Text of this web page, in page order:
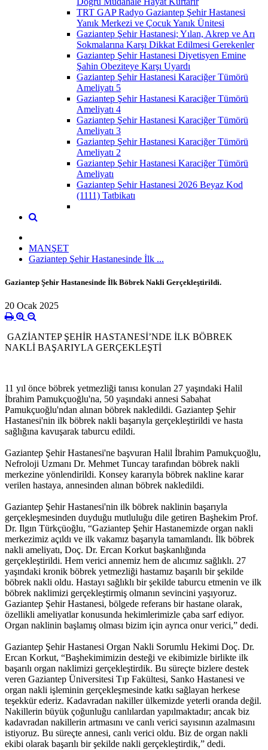
TRT GAP Radyo Gaziantep Şehir Hastanesi
Yanık Merkezi ve Çocuk Yanık Ünitesi
Gaziantep Şehir Hastanesi; Yılan, Akrep ve Arı
Sokmalarına Karşı Dikkat Edilmesi Gerekenler
Gaziantep Şehir Hastanesi Diyetisyen Emine
Şahin Obeziteye Karşı Uyardı
Gaziantep Şehir Hastanesi Karaciğer Tümörü
Ameliyatı 5
Gaziantep Şehir Hastanesi Karaciğer Tümörü
Ameliyatı 4
Gaziantep Şehir Hastanesi Karaciğer Tümörü
Ameliyatı 3
Gaziantep Şehir Hastanesi Karaciğer Tümörü
Ameliyatı 2
Gaziantep Şehir Hastanesi Karaciğer Tümörü
Ameliyatı
Gaziantep Şehir Hastanesi 2026 Beyaz Kod
(1111) Tatbikatı
MANŞET
Gaziantep Şehir Hastanesinde İlk ...
Gaziantep Şehir Hastanesinde İlk Böbrek Nakli Gerçekleştirildi.
20 Ocak 2025
GAZİANTEP ŞEHİR HASTANESİ’NDE İLK BÖBREK
NAKLİ BAŞARIYLA GERÇEKLEŞTİ
11 yıl önce böbrek yetmezliği tanısı konulan 27 yaşındaki Halil
İbrahim Pamukçuoğlu'na, 50 yaşındaki annesi Sabahat
Pamukçuoğlu'ndan alınan böbrek nakledildi. Gaziantep Şehir
Hastanesi'nin ilk böbrek nakli başarıyla gerçekleştirildi ve hasta
sağlığına kavuşarak taburcu edildi.
Gaziantep Şehir Hastanesi'ne başvuran Halil İbrahim Pamukçuoğlu,
Nefroloji Uzmanı Dr. Mehmet Tuncay tarafından böbrek nakli
merkezine yönlendirildi. Konsey kararıyla böbrek nakline karar
verilen hastaya, annesinden alınan böbrek nakledildi.
Gaziantep Şehir Hastanesi'nin ilk böbrek naklinin başarıyla
gerçekleşmesinden duyduğu mutluluğu dile getiren Başhekim Prof.
Dr. Ilgın Türkçüoğlu, “Gaziantep Şehir Hastanemizde organ nakli
merkezimiz açıldı ve ilk vakamız başarıyla tamamlandı. İlk böbrek
nakli ameliyatı, Doç. Dr. Ercan Korkut başkanlığında
gerçekleştirildi. Hem verici annemiz hem de alıcımız sağlıklı. 27
yaşındaki kronik böbrek yetmezliği hastamız başarılı bir şekilde
böbrek nakli oldu. Hastayı sağlıklı bir şekilde taburcu etmenin ve ilk
böbrek naklimizi gerçekleştirmiş olmanın sevincini yaşıyoruz.
Gaziantep Şehir Hastanesi, bölgede referans bir hastane olarak,
özellikli ameliyatlar konusunda hekimlerimizle çaba sarf ediyor.
Organ naklinin başlamış olması bizim için ayrıca onur verici,” dedi.
Gaziantep Şehir Hastanesi Organ Nakli Sorumlu Hekimi Doç. Dr.
Ercan Korkut, “Başhekimimizin desteği ve ekibimizle birlikte ilk
başarılı organ naklimizi gerçekleştirdik. Bu süreçte bizlere destek
veren Gaziantep Üniversitesi Tıp Fakültesi, Sanko Hastanesi ve
organ nakli işleminin gerçekleşmesinde katkı sağlayan herkese
teşekkür ederiz. Kadavradan nakiller ülkemizde yeterli oranda değil.
Nakillerin büyük çoğunluğu canlılardan yapılmaktadır; ancak biz
kadavradan nakillerin artmasını ve canlı verici sayısının azalmasını
istiyoruz. Bu süreçte annesi, canlı verici oldu. Biz de organ nakli
ekibi olarak başarılı bir şekilde nakli gerçekleştirdik,” dedi.